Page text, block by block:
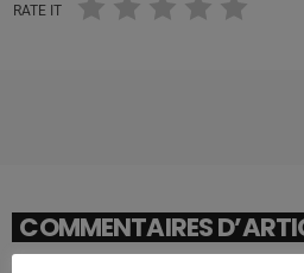
RATE IT
COMMENTAIRES